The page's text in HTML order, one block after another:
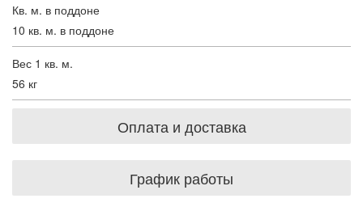
Кв. м. в поддоне
10 кв. м. в поддоне
Вес 1 кв. м.
56 кг
Оплата и доставка
График работы